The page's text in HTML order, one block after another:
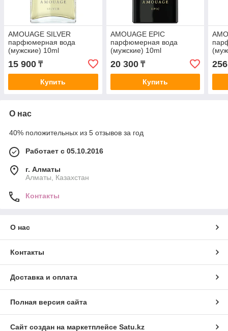
AMOUAGE SILVER
парфюмерная вода
(мужские) 10ml
ОТЛИВАНТ
15 900 ₸
Купить
AMOUAGE EPIC
парфюмерная вода
(мужские) 10ml
ОТЛИВАНТ
20 300₸
Купить
О нас
40% положительных из 5 отзывов за год
Работает с 05.10.2016
г. Алматы
Алматы, Казахстан
Контакты
О нас
Контакты
Доставка и оплата
Полная версия сайта
Сайт создан на маркетплейсе Satu.kz